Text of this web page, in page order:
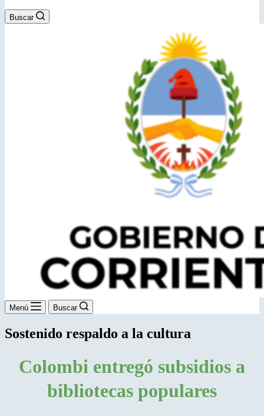
Buscar
Menú Buscar
Sostenido respaldo a la cultura
Colombi entregó subsidios a
bibliotecas populares